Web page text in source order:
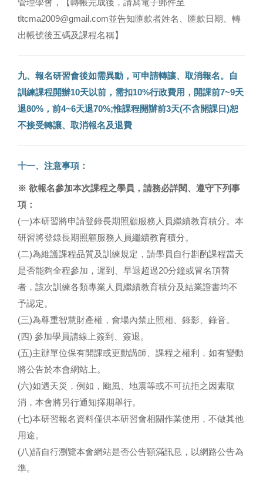
管理學會，【轉帳完成後，請寫電子郵件至
tltcma2009@gmail.com並告知匯款者姓名、匯款日期、轉
出帳號後五碼及課程名稱】
九、報名研習會後如需異動，可申請轉讓、取消報名。自
訓練課程開辦10天以前，需扣10%行政費用，開課前7~9天
退80%，前4~6天退70%;惟課程開辦前3天(不含開課日)恕
不接受轉讓、取消報名及退費
十一、注意事項：
※ 欲報名參加本次課程之學員，請務必詳閱、遵守下列事
項：
(一)本研習將申請登錄長期照顧服務人員繼續教育積分。本
研習將登錄長期照顧服務人員繼續教育積分。
(二)為維護課程品質及訓練規定，請學員自行斟酌課程當天
是否能夠全程參加，遲到、早退超過20分鐘或冒名頂替
者，該次訓練各類專業人員繼續教育積分及結業證書均不
予認定。
(三)為尊重智慧財產權，會場內禁止照相、錄影、錄音。
(四) 參加學員請線上簽到、簽退。
(五)主辦單位保有開課或更動講師、課程之權利，如有變動
將公告於本會網站上。
(六)如遇天災，例如，颱風、地震等或不可抗拒之因素取
消，本會將另行通知擇期舉行。
(七)本研習報名資料僅供本研習會相關作業使用，不做其他
用途。
(八)請自行瀏覽本會網站是否公告額滿訊息，以網路公告為
準。